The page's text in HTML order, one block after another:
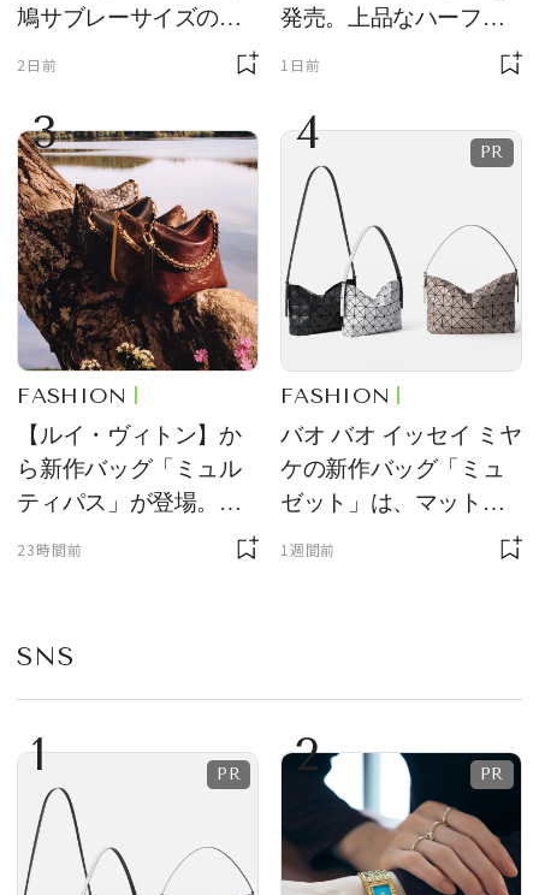
鳩サブレーサイズのポ
ーチ「はとっこ」を限
2日前
発売。上品なハーフム
ーン型がスタイリング
1日前
3
FASHION
【ルイ・ヴィトン】か
ら新作バッグ「ミュル
ティパス」が登場。ミ
ニサイズもラインナッ
23時間前
4
FASHION
バオ バオ イッセイ ミヤ
ケの新作バッグ「ミュ
ゼット」は、マットな
1週間前
SNS
1 2